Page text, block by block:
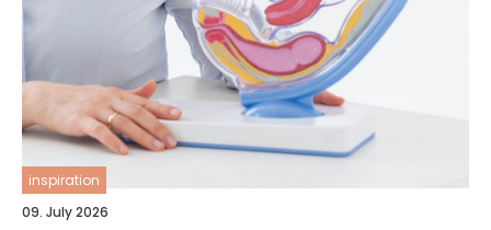
inspiration
09. July 2026